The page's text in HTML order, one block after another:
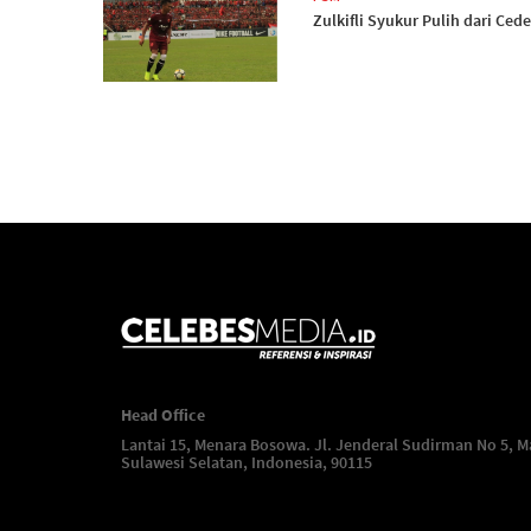
Zulkifli Syukur Pulih dari
Head Office
Lantai 15, Menara Bosowa. Jl. Jenderal Sudirman No 5,
Sulawesi Selatan, Indonesia, 90115